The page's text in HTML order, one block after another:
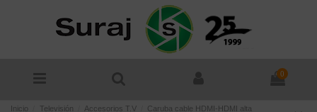
0
Inicio Televisión Accesorios T.V
Caruba cable HDMI-HDMI alta